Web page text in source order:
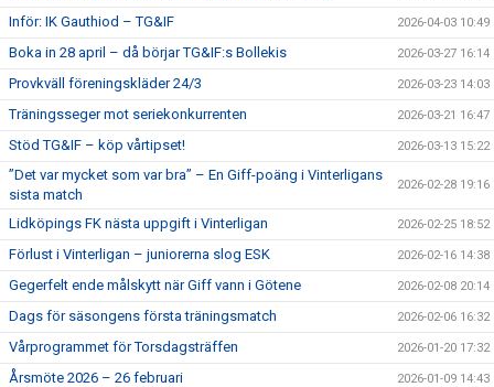
Inför: IK Gauthiod – TG&IF 2026-04-03 10:49
Boka in 28 april – då börjar TG&IF:s Bollekis 2026-03-27 16:14
Provkväll föreningskläder 24/3 2026-03-23 14:03
Träningsseger mot seriekonkurrenten 2026-03-21 16:47
Stöd TG&IF – köp vårtipset! 2026-03-13 15:22
”Det var mycket som var bra” – En Giff-poäng i Vinterligans
sista match
2026-02-28 19:16
Lidköpings FK nästa uppgift i Vinterligan 2026-02-25 18:52
Förlust i Vinterligan – juniorerna slog ESK 2026-02-16 14:38
Gegerfelt ende målskytt när Giff vann i Götene 2026-02-08 20:14
Dags för säsongens första träningsmatch 2026-02-06 16:32
Vårprogrammet för Torsdagsträffen 2026-01-20 17:32
Årsmöte 2026 – 26 februari 2026-01-09 14:43